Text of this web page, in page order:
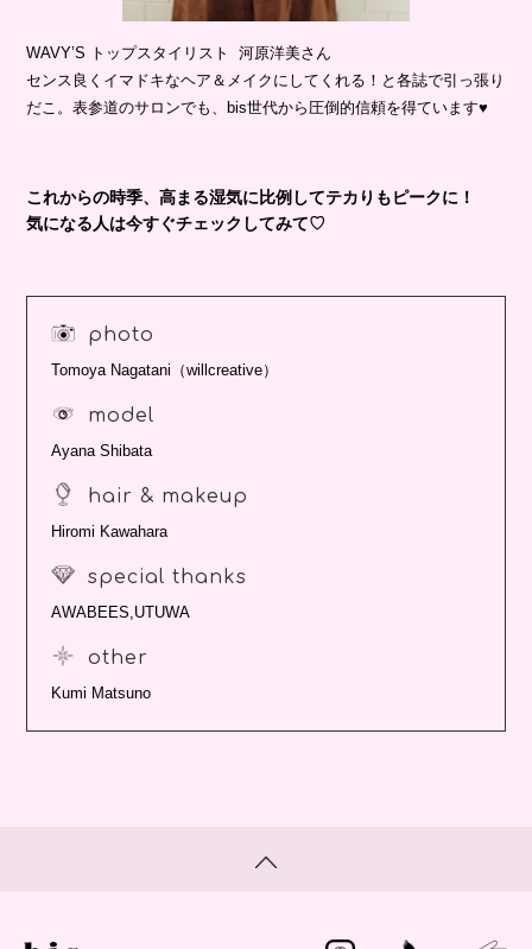
WAVY’S トップスタイリスト 河原洋美さん
センス良くイマドキなヘア＆メイクにしてくれる！と各誌で引っ張り
だこ。表参道のサロンでも、bis世代から圧倒的信頼を得ています♥
これからの時季、高まる湿気に比例してテカりもピークに！
気になる人は今すぐチェックしてみて♡
photo
Tomoya Nagatani（willcreative）
model
Ayana Shibata
hair & makeup
Hiromi Kawahara
special thanks
AWABEES,UTUWA
other
Kumi Matsuno